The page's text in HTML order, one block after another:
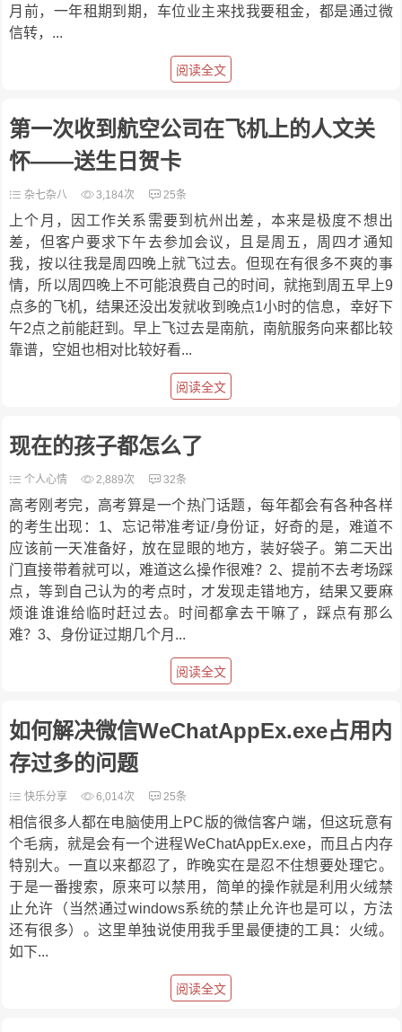
月前，一年租期到期，车位业主来找我要租金，都是通过微
信转，...
阅读全文
第一次收到航空公司在飞机上的人文关
怀——送生日贺卡
杂七杂八 3,184次 25条
上个月，因工作关系需要到杭州出差，本来是极度不想出
差，但客户要求下午去参加会议，且是周五，周四才通知
我，按以往我是周四晚上就飞过去。但现在有很多不爽的事
情，所以周四晚上不可能浪费自己的时间，就拖到周五早上9
点多的飞机，结果还没出发就收到晚点1小时的信息，幸好下
午2点之前能赶到。早上飞过去是南航，南航服务向来都比较
靠谱，空姐也相对比较好看...
阅读全文
现在的孩子都怎么了
个人心情 2,889次 32条
高考刚考完，高考算是一个热门话题，每年都会有各种各样
的考生出现：1、忘记带准考证/身份证，好奇的是，难道不
应该前一天准备好，放在显眼的地方，装好袋子。第二天出
门直接带着就可以，难道这么操作很难？2、提前不去考场踩
点，等到自己认为的考点时，才发现走错地方，结果又要麻
烦谁谁谁给临时赶过去。时间都拿去干嘛了，踩点有那么
难？3、身份证过期几个月...
阅读全文
如何解决微信WeChatAppEx.exe占用内
存过多的问题
快乐分享 6,014次 25条
相信很多人都在电脑使用上PC版的微信客户端，但这玩意有
个毛病，就是会有一个进程WeChatAppEx.exe，而且占内存
特别大。一直以来都忍了，昨晚实在是忍不住想要处理它。
于是一番搜索，原来可以禁用，简单的操作就是利用火绒禁
止允许（当然通过windows系统的禁止允许也是可以，方法
还有很多）。这里单独说使用我手里最便捷的工具：火绒。
如下...
阅读全文